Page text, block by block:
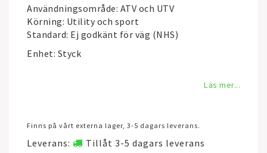
Användningsområde: ATV och UTV
Körning: Utility och sport
Standard: Ej godkänt för väg (NHS)
Enhet: Styck
Läs mer...
Finns på vårt externa lager, 3-5 dagars leverans.
Leverans: Tillåt 3-5 dagars leverans